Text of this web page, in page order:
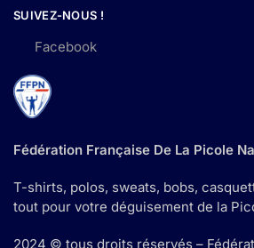
SUIVEZ-NOUS !
Facebook
Fédération Française De La Picole
T-shirts, polos, sweats, bobs,
tout pour votre déguisement de la
2024 © tous droits réservés –